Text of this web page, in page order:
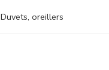
Duvets, oreillers